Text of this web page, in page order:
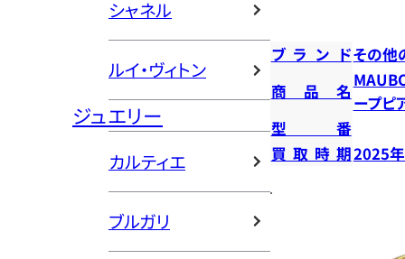
シャネル
ルイ・ヴィトン
ジュエリー
カルティエ
ブルガリ
ブランドその他
商品名
ープピ
型番
買取時期2025